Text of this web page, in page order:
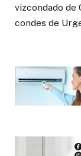
vizcondado de
condes de